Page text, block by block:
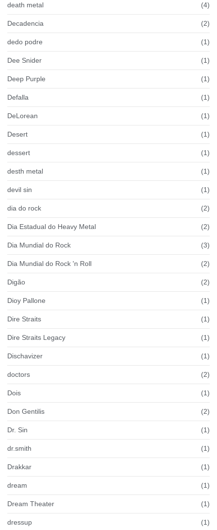
death metal (4)
Decadencia (2)
dedo podre (1)
Dee Snider (1)
Deep Purple (1)
Defalla (1)
DeLorean (1)
Desert (1)
dessert (1)
desth metal (1)
devil sin (1)
dia do rock (2)
Dia Estadual do Heavy Metal (2)
Dia Mundial do Rock (3)
Dia Mundial do Rock 'n Roll (2)
Digão (2)
Dioy Pallone (1)
Dire Straits (1)
Dire Straits Legacy (1)
Dischavizer (1)
doctors (2)
Dois (1)
Don Gentilis (2)
Dr. Sin (1)
dr.smith (1)
Drakkar (1)
dream (1)
Dream Theater (1)
dressup (1)